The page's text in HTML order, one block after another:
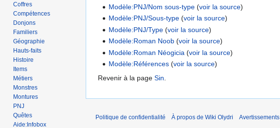
Modèle:PNJ/Nom sous-type (voir la source)
Modèle:PNJ/Sous-type (voir la source)
Modèle:PNJ/Type (voir la source)
Modèle:Roman Noob (voir la source)
Modèle:Roman Néogicia (voir la source)
Modèle:Références (voir la source)
Revenir à la page Sin
Coffres
Compétences
Donjons
Familiers
Géographie
Hauts-faits
Histoire
Items
Métiers
Monstres
Montures
PNJ
Quêtes
Aide:Infobox
Politique de confidentialité À propos de Wiki Olydri Avertissements